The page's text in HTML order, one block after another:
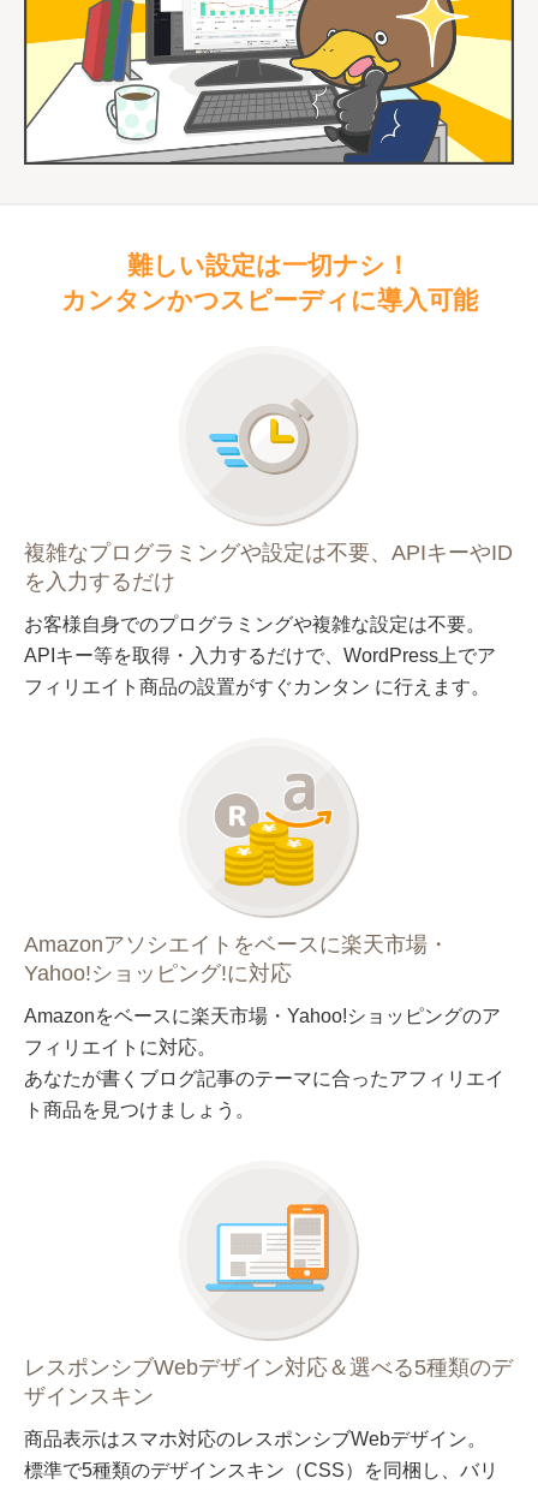
難しい設定は一切ナシ！
カンタンかつスピーディに導入可能
複雑なプログラミングや設定は不要、APIキーやID
を入力するだけ
お客様自身でのプログラミングや複雑な設定は不要。
APIキー等を取得・入力するだけで、WordPress上でア
フィリエイト商品の設置がすぐカンタン に行えます。
Amazonアソシエイトをベースに楽天市場・
Yahoo!ショッピング!に対応
Amazonをベースに楽天市場・Yahoo!ショッピングのア
フィリエイトに対応。
あなたが書くブログ記事のテーマに合ったアフィリエイ
ト商品を見つけましょう。
レスポンシブWebデザイン対応＆選べる5種類のデ
ザインスキン
商品表示はスマホ対応のレスポンシブWebデザイン。
標準で5種類のデザインスキン（CSS）を同梱し、バリ